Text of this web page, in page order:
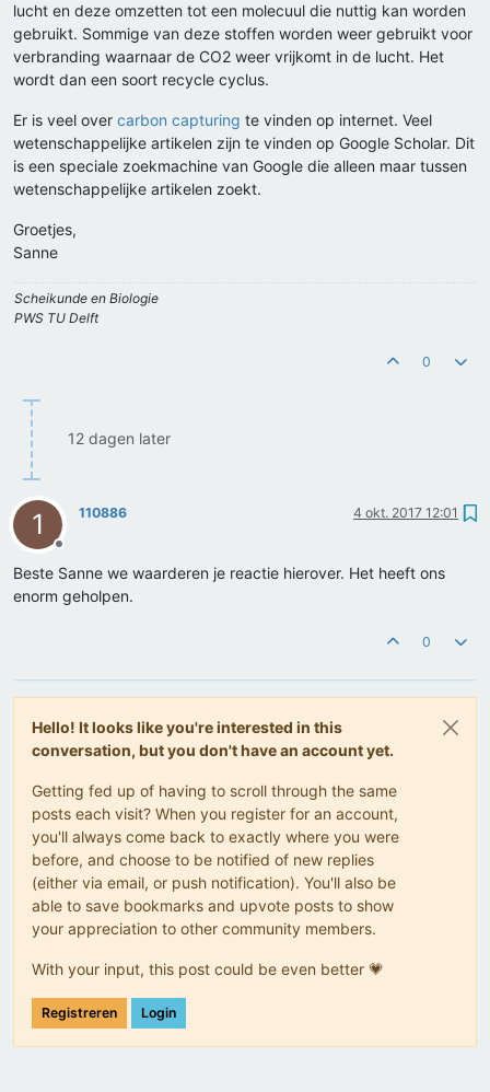
lucht en deze omzetten tot een molecuul die nuttig kan worden
gebruikt. Sommige van deze stoffen worden weer gebruikt voor
verbranding waarnaar de CO2 weer vrijkomt in de lucht. Het
wordt dan een soort recycle cyclus.
Er is veel over carbon capturing te vinden op internet. Veel
wetenschappelijke artikelen zijn te vinden op Google Scholar. Dit
is een speciale zoekmachine van Google die alleen maar tussen
wetenschappelijke artikelen zoekt.
Groetjes,
Sanne
Scheikunde en Biologie
PWS TU Delft
0
12 dagen later
1
Offline
110886 4 okt. 2017 12:01
Beste Sanne we waarderen je reactie hierover. Het heeft ons
enorm geholpen.
0
Hello! It looks like you're interested in this
conversation, but you don't have an account yet.
Getting fed up of having to scroll through the same
posts each visit? When you register for an account,
you'll always come back to exactly where you were
before, and choose to be notified of new replies
(either via email, or push notification). You'll also be
able to save bookmarks and upvote posts to show
your appreciation to other community members.
With your input, this post could be even better 💗
Registreren Login